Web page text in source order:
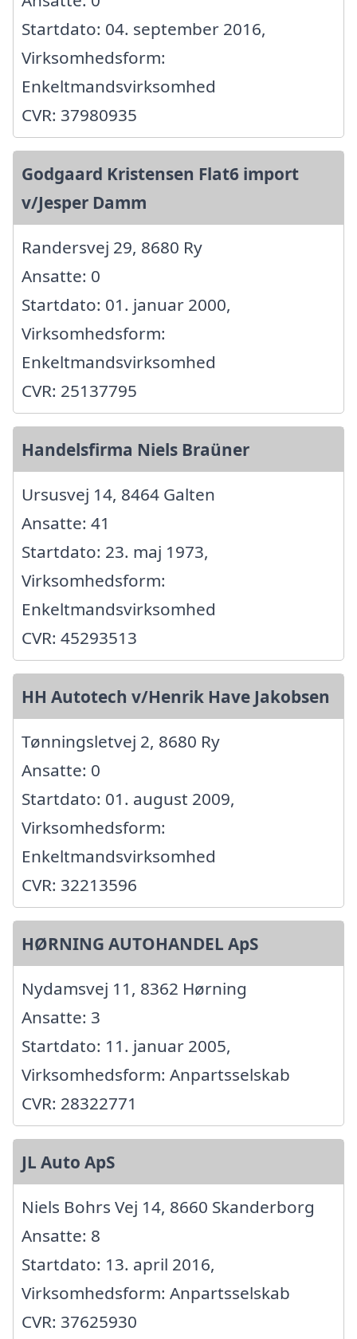
Startdato: 04. september 2016,
Virksomhedsform:
Enkeltmandsvirksomhed
CVR: 37980935
Godgaard Kristensen Flat6 import
v/Jesper Damm
Randersvej 29, 8680 Ry
Ansatte: 0
Startdato: 01. januar 2000,
Virksomhedsform:
Enkeltmandsvirksomhed
CVR: 25137795
Handelsfirma Niels Braüner
Ursusvej 14, 8464 Galten
Ansatte: 41
Startdato: 23. maj 1973,
Virksomhedsform:
Enkeltmandsvirksomhed
CVR: 45293513
HH Autotech v/Henrik Have Jakobsen
Tønningsletvej 2, 8680 Ry
Ansatte: 0
Startdato: 01. august 2009,
Virksomhedsform:
Enkeltmandsvirksomhed
CVR: 32213596
HØRNING AUTOHANDEL ApS
Nydamsvej 11, 8362 Hørning
Ansatte: 3
Startdato: 11. januar 2005,
Virksomhedsform: Anpartsselskab
CVR: 28322771
JL Auto ApS
Niels Bohrs Vej 14, 8660 Skanderborg
Ansatte: 8
Startdato: 13. april 2016,
Virksomhedsform: Anpartsselskab
CVR: 37625930